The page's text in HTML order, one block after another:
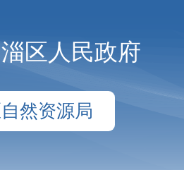
区人民政府
然资源局